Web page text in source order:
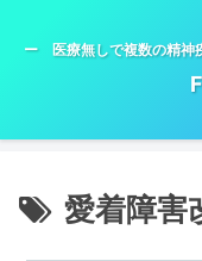
ー 医療無しで複数の精神
愛着障害